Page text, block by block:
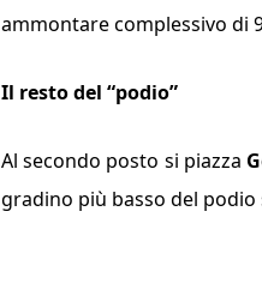
ammontare complessivo di
Il resto del “podio”
Al secondo posto si piazza
gradino più basso del podio